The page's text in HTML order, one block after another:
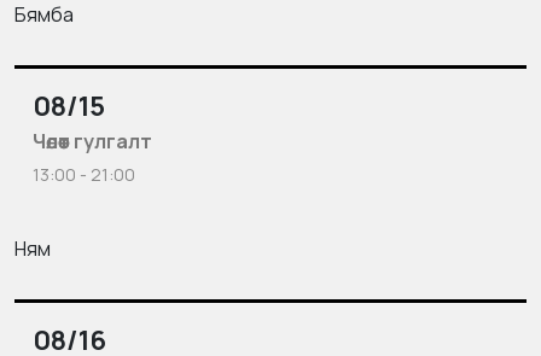
Бямба
08/15
Чөлөөт гулгалт
13:00 - 21:00
Ням
08/16